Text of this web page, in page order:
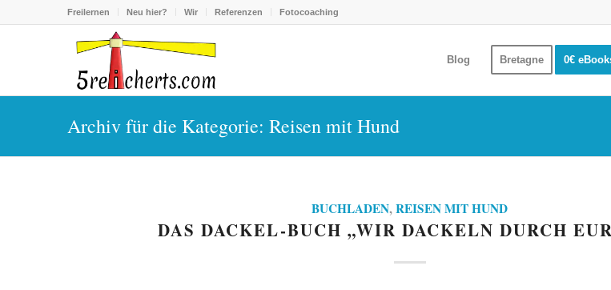
Freilernen Neu hier? Wir Referenzen Fotocoaching
Blog Bretagne 0€
Archiv für die Kategorie: Reisen mit Hund
BUCHLADEN,REISEN MIT HUND
DAS DACKEL-BUCH „WIR DACKELN DURCH